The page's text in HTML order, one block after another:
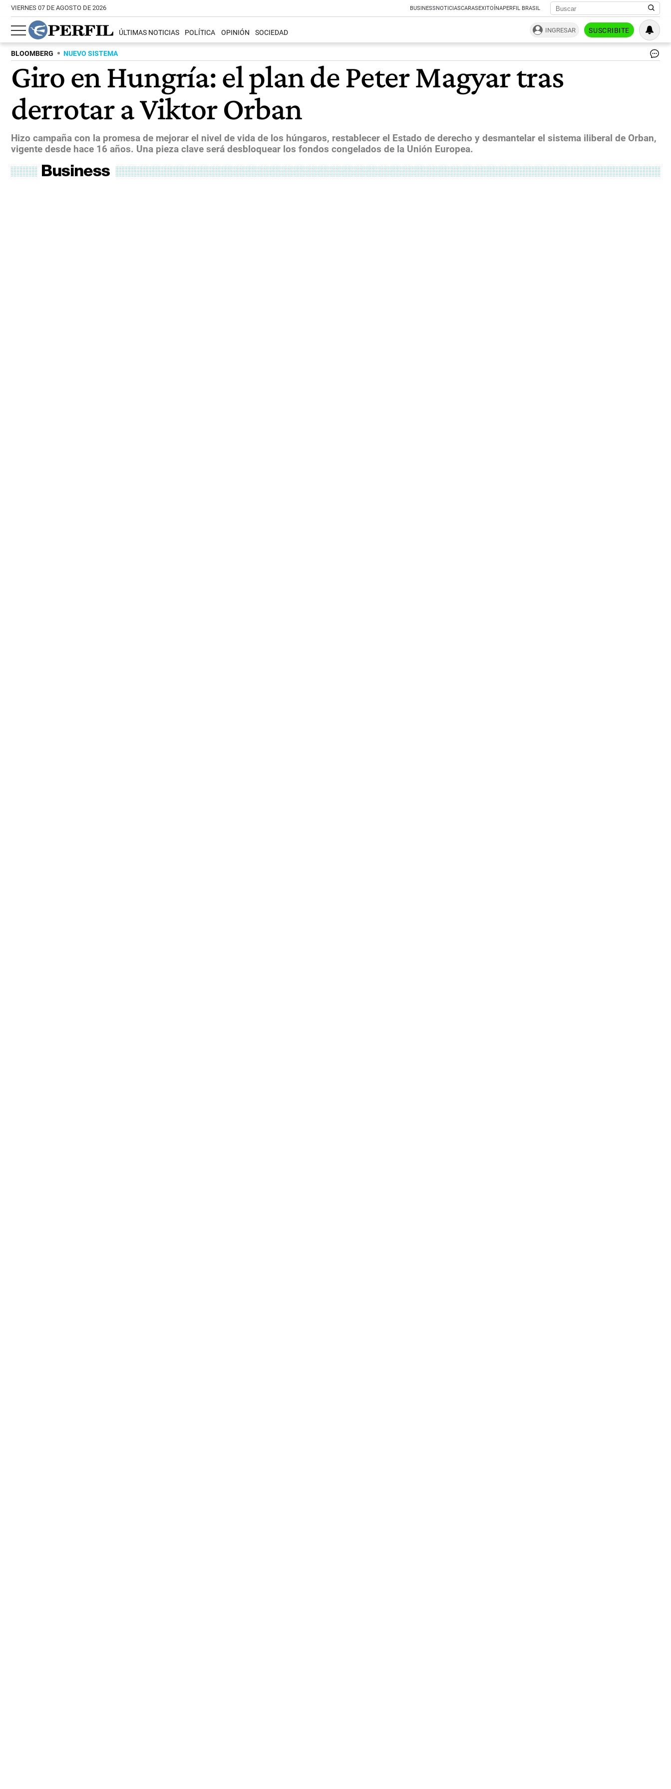
VIERNES 07 DE AGOSTO DE 2026 BUSINESSNOTICIASCARASEXITOÍNAPERFIL BRASIL
ÚLTIMAS NOTICIAS POLÍTICA OPINIÓN SOCIEDAD INGRESAR SUSCRIBITE
BLOOMBERG NUEVO SISTEMA
Giro en Hungría: el plan de Peter Magyar tras
derrotar a Viktor Orban
Hizo campaña con la promesa de mejorar el nivel de vida de los húngaros, restablecer el Estado de derecho y desmantelar el sistema iliberal de Orban,
vigente desde hace 16 años. Una pieza clave será desbloquear los fondos congelados de la Unión Europea.